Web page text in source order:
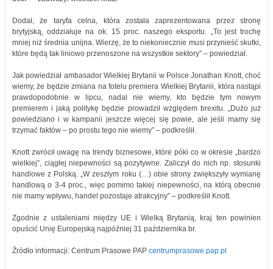
Dodał, że taryfa celna, która została zaprezentowana przez stronę
brytyjską, oddziałuje na ok. 15 proc. naszego eksportu. „To jest trochę
mniej niż średnia unijna. Wierzę, że to niekoniecznie musi przynieść skutki,
które będą tak liniowo przenoszone na wszystkie sektory” – powiedział.
Jak powiedział ambasador Wielkiej Brytanii w Polsce Jonathan Knott, choć
wiemy, że będzie zmiana na fotelu premiera Wielkiej Brytanii, która nastąpi
prawdopodobnie w lipcu, nadal nie wiemy, kto będzie tym nowym
premierem i jaką politykę będzie prowadził względem brexitu. „Dużo już
powiedziano i w kampanii jeszcze więcej się powie, ale jeśli mamy się
trzymać faktów – po prostu tego nie wiemy” – podkreślił.
Knott zwrócił uwagę na trendy biznesowe, które póki co w okresie „bardzo
wielkiej”, ciągłej niepewności są pozytywne. Zaliczył do nich np. stosunki
handlowe z Polską. „W zeszłym roku (…) obie strony zwiększyły wymianę
handlową o 3-4 proc., więc pomimo takiej niepewności, na którą obecnie
nie mamy wpływu, handel pozostaje atrakcyjny” – podkreślił Knott.
Zgodnie z ustaleniami między UE i Wielką Brytanią, kraj ten powinien
opuścić Unię Europejską najpóźniej 31 października br.
Źródło informacji: Centrum Prasowe PAP centrumprasowe.pap.pl